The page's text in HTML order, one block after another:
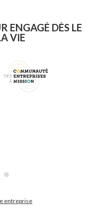
ENGAGÉ DÈS LE
VIE
entreprise